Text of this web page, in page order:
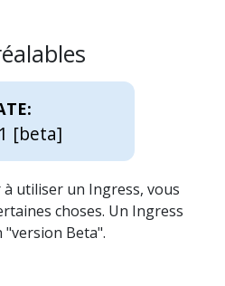
[beta]
à utiliser un Ingress, vous
choses. Un Ingress
"version Beta".